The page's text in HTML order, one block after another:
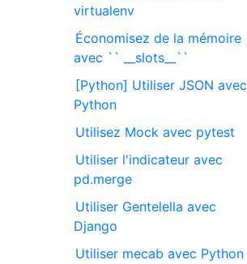
virtualenv
Économisez de la mémoire
avec `` __slots__``
[Python] Utiliser JSON avec
Python
Utilisez Mock avec pytest
Utiliser l'indicateur avec
pd.merge
Utiliser Gentelella avec
Django
Utiliser mecab avec Python